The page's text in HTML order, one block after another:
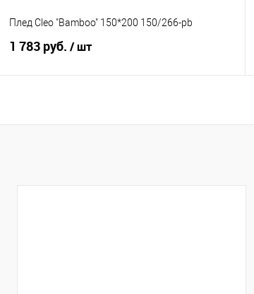
Плед Cleo "Bamboo" 150*200 150/266-pb
1 783 руб. / шт